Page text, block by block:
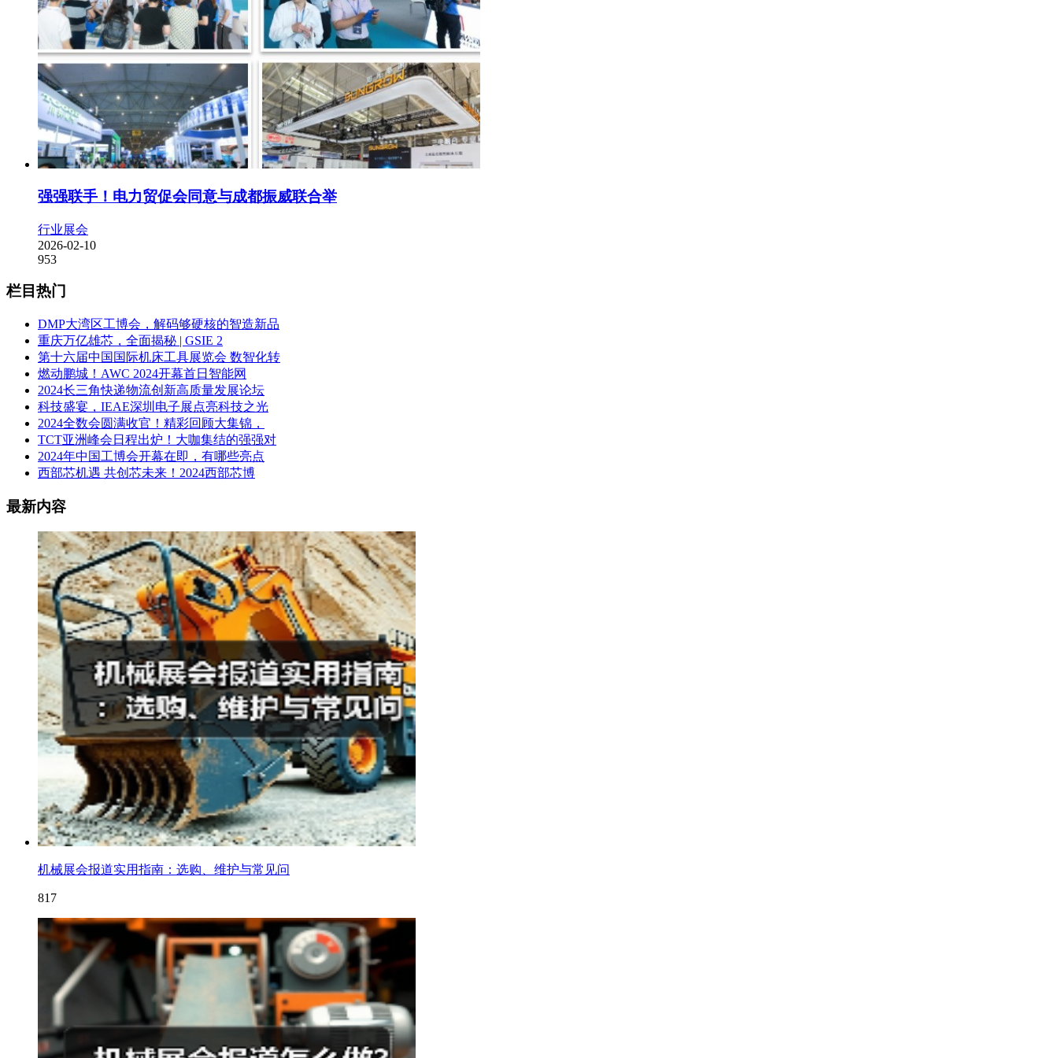
强强联手！电力贸促会同意与成都振威联合举
行业展会
2026-02-10
953
栏目热门
DMP大湾区工博会，解码够硬核的智造新品
重庆万亿雄芯，全面揭秘 | GSIE 2
第十六届中国国际机床工具展览会 数智化转
燃动鹏城！AWC 2024开幕首日智能网
2024长三角快递物流创新高质量发展论坛
科技盛宴，IEAE深圳电子展点亮科技之光
2024全数会圆满收官！精彩回顾大集锦，
TCT亚洲峰会日程出炉！大咖集结的强强对
2024年中国工博会开幕在即，有哪些亮点
西部芯机遇 共创芯未来！2024西部芯博
最新内容
机械展会报道实用指南：选购、维护与常见问
817